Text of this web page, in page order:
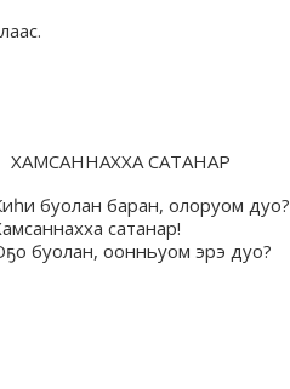
ХАМСАННАХХА САТАНАР
буолан баран, олоруом дуо?
сатанар!
буолан, оонньуом эрэ дуо?